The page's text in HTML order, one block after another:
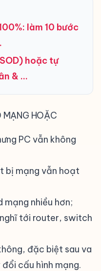
làm 10 bước
hoặc tự
& …
MẠNG HOẶC
PC vẫn không
bị mạng vẫn hoạt
mạng nhiều hơn;
tới router, switch
đặc biệt sau va
cấu hình mạng.